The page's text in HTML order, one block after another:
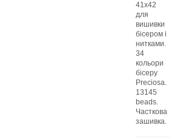
41x42
для
вишивки
бісером і
нитками.
34
кольори
бісеру
Preciosa.
13145
beads.
Часткова
зашивка.